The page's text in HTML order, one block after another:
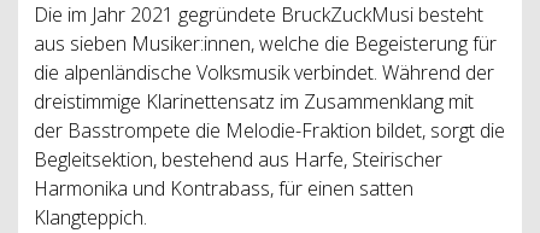
Die im Jahr 2021 gegründete BruckZuckMusi besteht
aus sieben Musiker:innen, welche die Begeisterung für
die alpenländische Volksmusik verbindet. Während der
dreistimmige Klarinettensatz im Zusammenklang mit
der Basstrompete die Melodie-Fraktion bildet, sorgt die
Begleitsektion, bestehend aus Harfe, Steirischer
Harmonika und Kontrabass, für einen satten
Klangteppich.